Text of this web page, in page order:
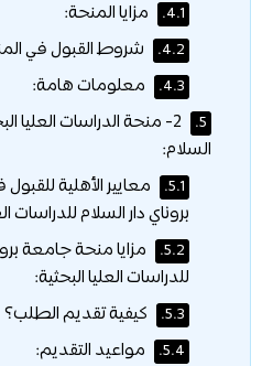
4.1. مزايا المنحة:
4.2. شروط القبول في
4.3. معلومات هامة:
5.
2- منحة الدراسات العليا
السلام:
5.1.
معايير الأهلية
بروناي دار السلام للدراسات
5.2.
مزايا منحة جامعة
للدراسات العليا البحثية:
5.3. كيفية تقديم الطلب؟
5.4. مواعيد التقديم: